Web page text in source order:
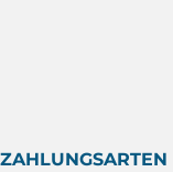
ZAHLUNGSARTEN